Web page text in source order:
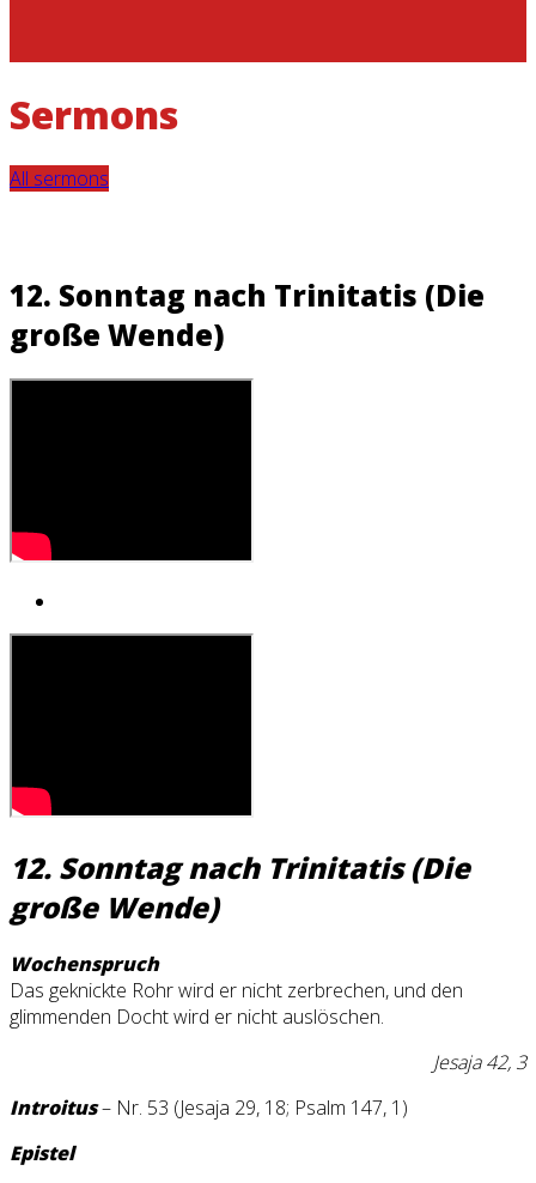
Sermons
All sermons
12. Sonntag nach Trinitatis (Die
große Wende)
12. Sonntag nach Trinitatis (Die
große Wende)
Wochenspruch
Das geknickte Rohr wird er nicht zerbrechen, und den
glimmenden Docht wird er nicht auslöschen.
Jesaja 42, 3
Introitus– Nr. 53 (Jesaja 29, 18; Psalm 147, 1)
Epistel